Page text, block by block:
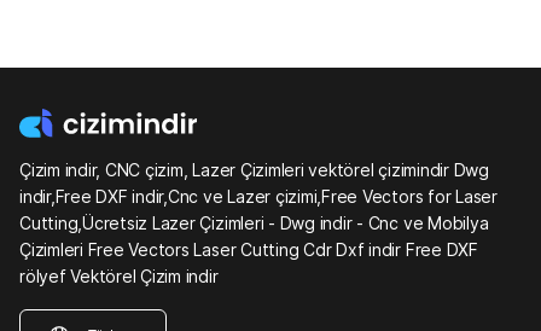
Çizim indir, CNC çizim, Lazer Çizimleri vektörel çizimindir Dwg
indir,Free DXF indir,Cnc ve Lazer çizimi,Free Vectors for Laser
Cutting,Ücretsiz Lazer Çizimleri - Dwg indir - Cnc ve Mobilya
Çizimleri Free Vectors Laser Cutting Cdr Dxf indir Free DXF
rölyef Vektörel Çizim indir